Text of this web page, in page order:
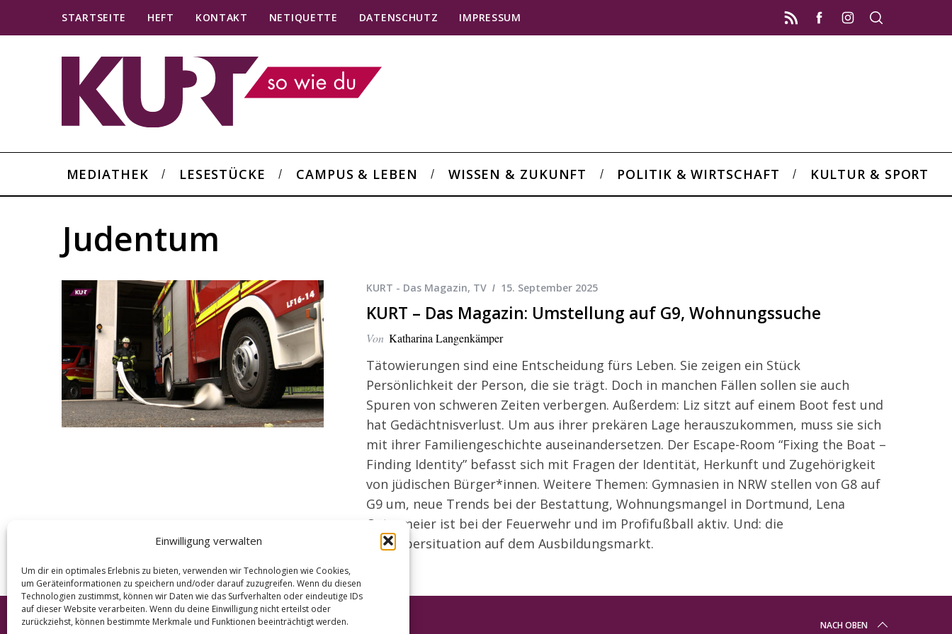
Einwilligung verwalten
Um dir ein optimales Erlebnis zu bieten, verwenden wir Technologien wie Cookies,
um Geräteinformationen zu speichern und/oder darauf zuzugreifen. Wenn du diesen
Technologien zustimmst, können wir Daten wie das Surfverhalten oder eindeutige IDs
auf dieser Website verarbeiten. Wenn du deine Einwilligung nicht erteilst oder
zurückziehst, können bestimmte Merkmale und Funktionen beeinträchtigt werden.
STARTSEITE HEFT KONTAKT NETIQUETTE DATENSCHUTZ IMPRESSUM
MEDIATHEK LESESTÜCKE CAMPUS & LEBEN WISSEN & ZUKUNFT POLITIK & WIRTSCHAFT KULTUR & SPORT
Judentum
KURT - Das Magazin, TV 15. September 2025
KURT – Das Magazin: Umstellung auf G9, Wohnungssuche
Von Katharina Langenkämper
Tätowierungen sind eine Entscheidung fürs Leben. Sie zeigen ein Stück
Persönlichkeit der Person, die sie trägt. Doch in manchen Fällen sollen sie auch
Spuren von schweren Zeiten verbergen. Außerdem: Liz sitzt auf einem Boot fest und
hat Gedächtnisverlust. Um aus ihrer prekären Lage herauszukommen, muss sie sich
mit ihrer Familiengeschichte auseinandersetzen. Der Escape-Room “Fixing the Boat –
Finding Identity” befasst sich mit Fragen der Identität, Herkunft und Zugehörigkeit
von jüdischen Bürger*innen. Weitere Themen: Gymnasien in NRW stellen von G8 auf
G9 um, neue Trends bei der Bestattung, Wohnungsmangel in Dortmund, Lena
Ostermeier ist bei der Feuerwehr und im Profifußball aktiv. Und: die
Bewerbersituation auf dem Ausbildungsmarkt.
© 2026 KURT NACH OBEN
S
f
o